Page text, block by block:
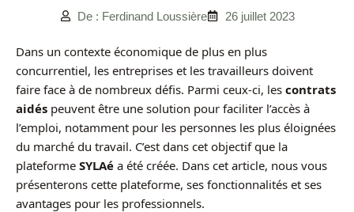
De : Ferdinand Loussière 26 juillet 2023
Dans un contexte économique de plus en plus
concurrentiel, les entreprises et les travailleurs doivent
faire face à de nombreux défis. Parmi ceux-ci, les contrats
aidés peuvent être une solution pour faciliter l’accès à
l’emploi, notamment pour les personnes les plus éloignées
du marché du travail. C’est dans cet objectif que la
plateforme SYLAé a été créée. Dans cet article, nous vous
présenterons cette plateforme, ses fonctionnalités et ses
avantages pour les professionnels.